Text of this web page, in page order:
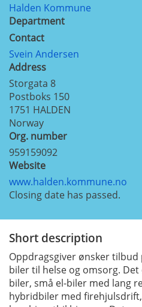
Halden Kommune
Department
Contact
Svein Andersen
Address
Storgata 8
Postboks 150
1751 HALDEN
Norway
Org. number
959159092
Website
www.halden.kommune.no
Closing date has passed.
Short description
Oppdragsgiver ønsker tilbud
biler til helse og omsorg.
biler, små el-biler med lang
hybridbiler med